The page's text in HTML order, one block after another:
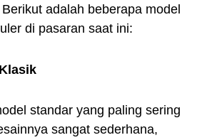
adalah beberapa model
di pasaran saat ini:
standar yang paling sering
sangat sederhana,